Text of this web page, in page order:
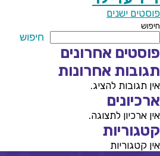
ניווט
פוסטים ישנים
חיפוש
חיפוש
פוסטים אחרונים
תגובות אחרונות
אין תגובות להציג.
ארכיונים
אין ארכיון לתצוגה.
קטגוריות
אין קטגוריות